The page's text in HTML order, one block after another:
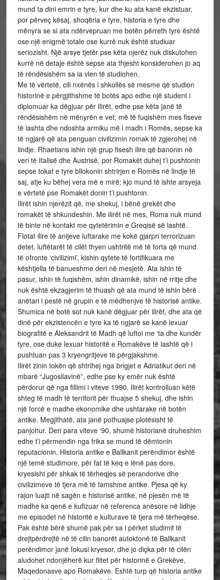
mund ta dini emrin e tyre, kur dhe ku ata kanë ekzistuar,
por përveç kësaj, shoqëria e tyre, historia e tyre dhe
mënyra se si ata ndërvepruan me botën përreth tyre është
ose një enigmë totale ose kurrë nuk është studiuar
seriozisht. Një arsye tjetër pse këta njerëz nuk diskutohen
kurrë në detaje është sepse ata thjesht konsiderohen jo aq
të rëndësishëm sa ia vlen të studiohen.
Me të vërtetë, cili nxënës i shkollës së mesme që studion
historinë e përgjithshme të botës apo edhe një student i
diplomuar ka dëgjuar për Ilirët, edhe pse këta janë të
rëndësishëm në mënyrën e vet; më të fuqishëm mes fiseve
të lashta dhe ndoshta armiku më i madh i Romës, sepse ka
të ngjarë që ata penguan civilizimin romak të zgjerohej në
lindje. Rhaetians ishin një grup fisesh ilire që banonin në
veri të Italisë dhe Austrisë, por Romakët duhej t’i pushtonin
sepse tokat e tyre bllokonin shtrirjen e Romës në lindje të
saj, atje ku bëhej vera më e mirë; kjo mund të ishte arsyeja
e vërtetë pse Romakët donin t’i pushtonin.
Ilirët ishin njerëzit që, me shekuj, i bënë grekët dhe
romakët të shkundeshin. Me ilirët në mes, Roma nuk mund
të binte në kontakt me qytetërimin e Greqisë së lashtë.
Flotat ilire të anijeve luftarake me kokë gjarpri terrorizuan
detet, luftëtarët të cilët thyen ushtritë më të forta që mund
të ofronte ‘civilizimi’, kishin qytete të fortifikuara me
kështjella të banueshme deri në mesjetë. Ata ishin të
pasur, ishin të fuqishëm, ishin dinamikë, ishin në rritje dhe
nuk është ekzagjerim të thuash që ata mund të ishin bërë
anëtari i pestë në grupin e të mëdhenjve të historisë antike.
Shumica në botë sot nuk kanë dëgjuar për ilirët, dhe ata që
dinë për ekzistencën e tyre ka të ngjarë se kanë lexuar
biografitë e Aleksandrit të Madh që luftoi me ‘ta dhe kundër
tyre, ose duke lexuar historitë e Romakëve të lashtë që i
pushtuan pas 3 kryengritjeve të përgjakshme.
Ilirët zinin tokën që shtrihej nga brigjet e Adriatikut deri në
mbarë “Jugosllavinë”, edhe pse ky emër nuk është
përdorur që nga fillimi i viteve 1990. Ilirët kontrolluan këtë
shteg të madh të territorit për thuajse 5 shekuj, dhe ishin
një forcë e madhe ekonomike dhe ushtarake në botën
antike. Megjithatë, ata janë pothuajse plotësisht të
panjohur. Deri para viteve ‘90, shumë historianë druheshim
edhe t’i përmendin nga frika se mund të dëmtonin
reputacionin. Historia antike e Ballkanit perëndimor është
një temë studimore, për fat të keq e lënë pas dore,
kryesisht për shkak të tërheqjes së perandorive dhe
civilizimeve të tjera më të famshme antike. Pjesa që ky
rajon luajti në sagën e historisë antike, në pjesën më të
madhe ka qenë e kufizuar në referenca anësore në lidhje
me episodet në historitë e kulturave të tjera më tërheqëse.
Pak është bërë shumë pak për sa i përket studimit të
drejtpërdrejtë në të cilin banorët autoktonë të Ballkanit
perëndimor janë fokusi kryesor, dhe jo diçka për të cilën
aludohet ndonjëherë kur flitet për historinë e Grekëve,
Maqedonasve apo Romakëve. Eshtë turp që historia antike